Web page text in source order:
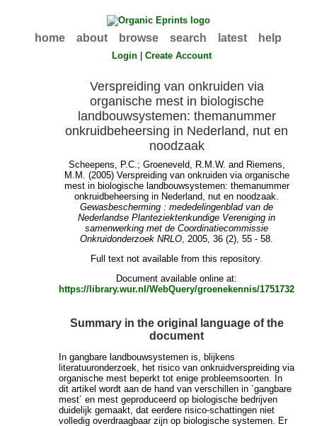
home about browse search latest help
Login |Create Account
Verspreiding van onkruiden via
organische mest in biologische
landbouwsystemen: themanummer
onkruidbeheersing in Nederland, nut en
noodzaak
Scheepens, P.C.; Groeneveld, R.M.W. and Riemens,
M.M. (2005) Verspreiding van onkruiden via organische
mest in biologische landbouwsystemen: themanummer
onkruidbeheersing in Nederland, nut en noodzaak.
Gewasbescherming : mededelingenblad van de
Nederlandse Planteziektenkundige Vereniging in
samenwerking met de Coordinatiecommissie
Onkruidonderzoek NRLO, 2005, 36 (2), 55 - 58.
Full text not available from this repository.
Document available online at:
https://library.wur.nl/WebQuery/groenekennis/1751732
Summary in the original language of the
document
In gangbare landbouwsystemen is, blijkens
literatuuronderzoek, het risico van onkruidverspreiding via
organische mest beperkt tot enige probleemsoorten. In
dit artikel wordt aan de hand van verschillen in ´gangbare
mest´ en mest geproduceerd op biologische bedrijven
duidelijk gemaakt, dat eerdere risico-schattingen niet
volledig overdraagbaar zijn op biologische systemen. Er